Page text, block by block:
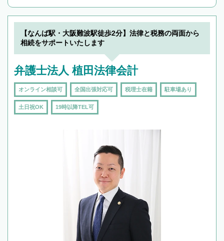
んで検索してみましょう。
19時以降TEL可の条件
を加えて再検索
【なんば駅・大阪難波駅徒歩2分】法律と税務の両面から
相続をサポートいたします
弁護士法人 植田法律会計
オンライン相談可 全国出張対応可 税理士在籍 駐車場あり
土日祝OK 19時以降TEL可